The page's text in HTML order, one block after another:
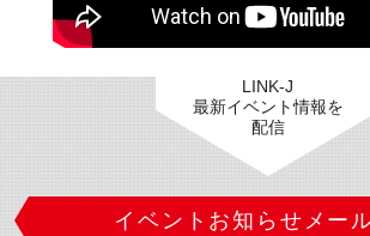
イベントお知らせメール登録
LINK-J
最新イベント情報を
配信
イベントお知らせメー